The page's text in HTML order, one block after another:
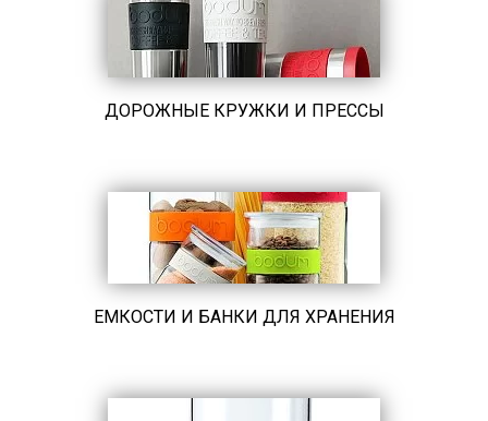
ДОРОЖНЫЕ КРУЖКИ И ПРЕССЫ
ЕМКОСТИ И БАНКИ ДЛЯ ХРАНЕНИЯ